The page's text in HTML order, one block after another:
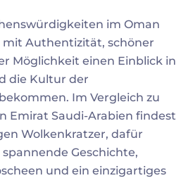
im Oman
Authentizität, schöner
Möglichkeit einen Einblick in
die Kultur der
Im Vergleich zu
Emirat Saudi-Arabien findest
Wolkenkratzer, dafür
Geschichte,
und ein einzigartiges